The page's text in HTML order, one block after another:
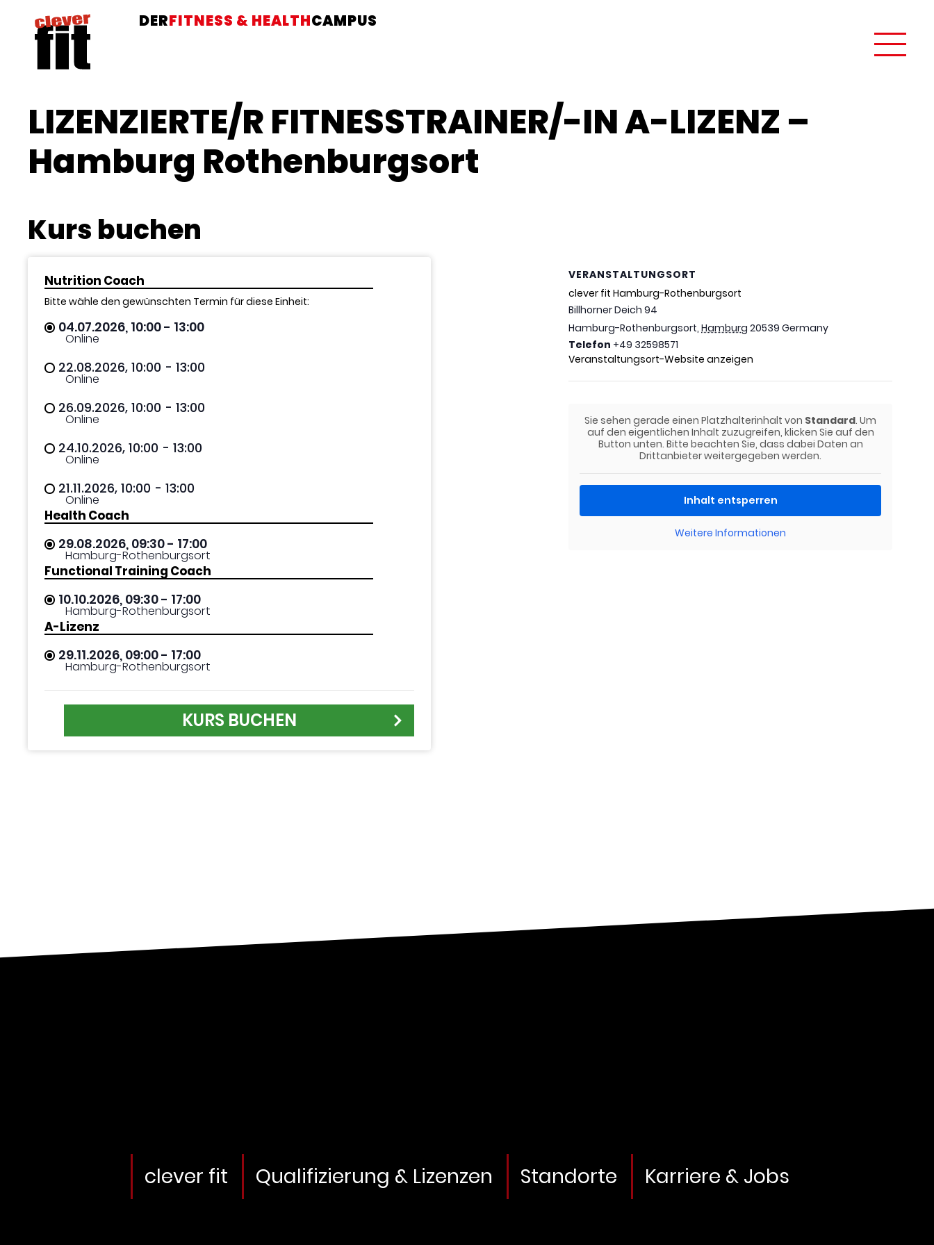
DERFITNESS & HEALTHCAMPUS
LIZENZIERTE/R FITNESSTRAINER/-IN A-LIZENZ –
Hamburg Rothenburgsort
Kurs buchen
Nutrition Coach
Bitte wähle den gewünschten Termin für diese Einheit:
04.07.2026, 10:00- 13:00
Online
22.08.2026, 10:00 - 13:00
Online
26.09.2026, 10:00 - 13:00
Online
24.10.2026, 10:00 - 13:00
Online
21.11.2026, 10:00 - 13:00
Online
Health Coach
29.08.2026, 09:30- 17:00
Hamburg-Rothenburgsort
Functional Training Coach
10.10.2026, 09:30- 17:00
Hamburg-Rothenburgsort
A-Lizenz
29.11.2026, 09:00- 17:00
Hamburg-Rothenburgsort
KURS BUCHEN
VERANSTALTUNGSORT
clever fit Hamburg-Rothenburgsort
Billhorner Deich 94
Hamburg-Rothenburgsort, Hamburg 20539 Germany
Telefon +49 32598571
Veranstaltungsort-Website anzeigen
Sie sehen gerade einen Platzhalterinhalt von Standard. Um
auf den eigentlichen Inhalt zuzugreifen, klicken Sie auf den
Button unten. Bitte beachten Sie, dass dabei Daten an
Drittanbieter weitergegeben werden.
Inhalt entsperren
Weitere Informationen
clever fit Qualifizierung & Lizenzen Standorte Karriere & Jobs